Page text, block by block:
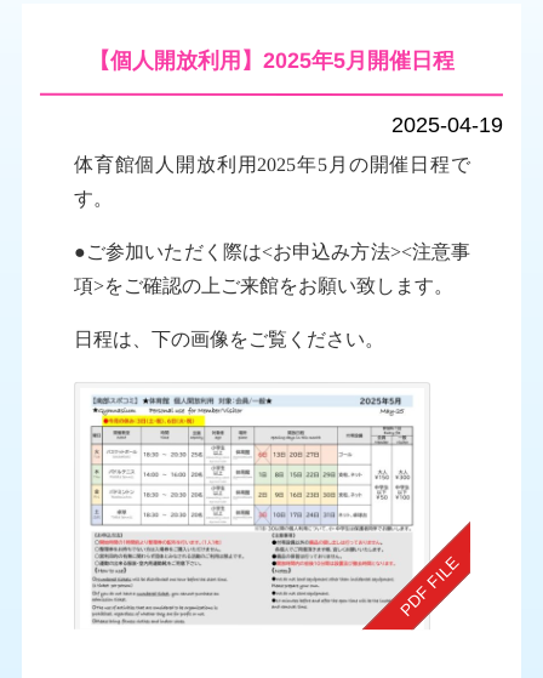
【個人開放利用】2025年5月開催日程
2025-04-19
体育館個人開放利用2025年5月の開催日程で
す。
●ご参加いただく際は<お申込み方法><注意事
項>をご確認の上ご来館をお願い致します。
日程は、下の画像をご覧ください。